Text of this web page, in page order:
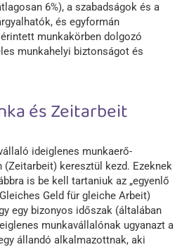
6%), a szabadságok és a
és egyformán
munkakörben dolgozó
munkahelyi biztonságot és
és Zeitarbeit
ideiglenes munkaerő-
keresztül kezd. Ezeknek
is be kell tartaniuk az „egyenlő
Geld für gleiche Arbeit)
egy bizonyos időszak (általában
munkavállalónak ugyanazt a
állandó alkalmazottnak, aki